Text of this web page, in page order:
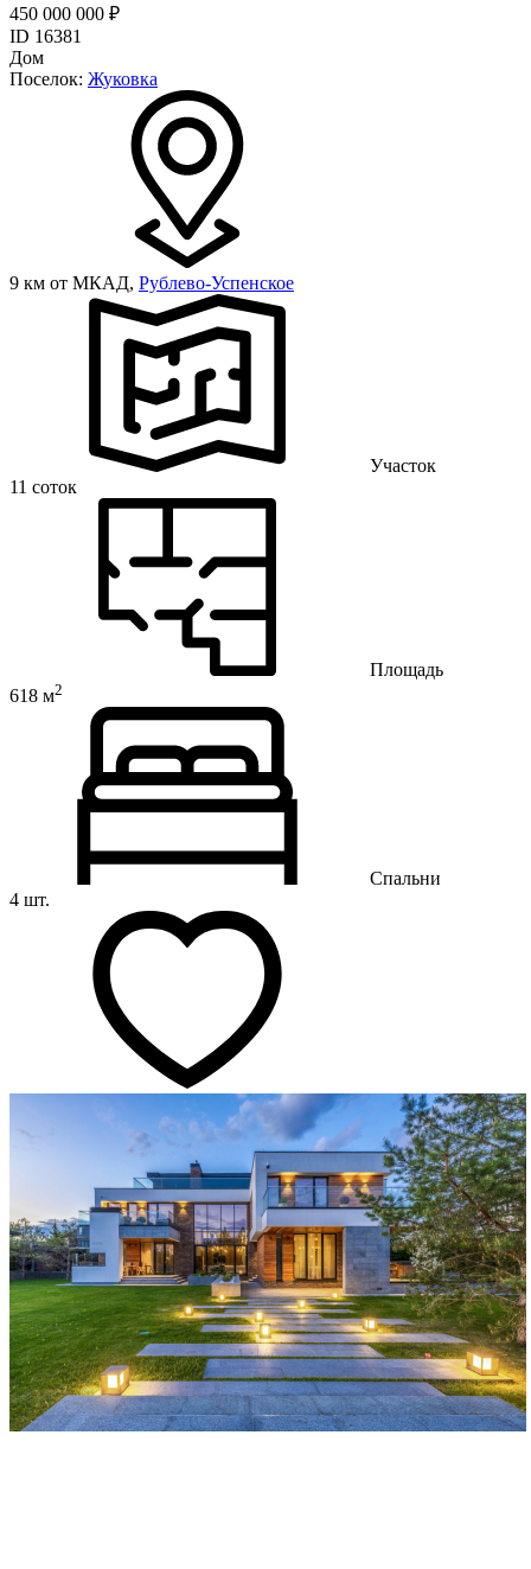
450 000 000 ₽
ID 16381
Дом
Поселок: Жуковка
9 км от МКАД, Рублево-Успенское
Участок
11 соток
Площадь
618 м2
Спальни
4 шт.